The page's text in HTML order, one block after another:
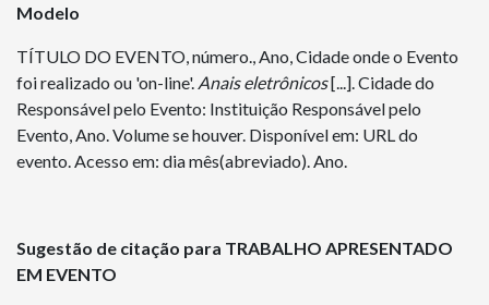
Modelo
TÍTULO DO EVENTO, número., Ano, Cidade onde o Evento
foi realizado ou 'on-line'. Anais eletrônicos[...]. Cidade do
Responsável pelo Evento: Instituição Responsável pelo
Evento, Ano. Volume se houver. Disponível em: URL do
evento. Acesso em: dia mês(abreviado). Ano.
Sugestão de citação para TRABALHO APRESENTADO
EM EVENTO